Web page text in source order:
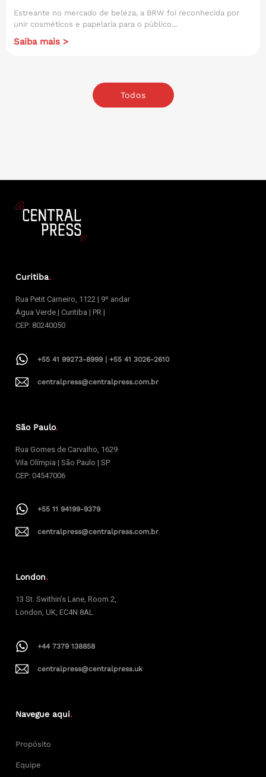
Estreante no mercado de beleza, a BRW foi reconhecida por
unir cosméticos e papelaria para o público...
Saiba mais >
Todos
Curitiba.
Rua Petit Carneiro, 1122 | 9º andar
Água Verde | Curitiba | PR |
CEP: 80240050
+55 41 99273-8999 | +55 41 3026-2610
centralpress@centralpress.com.br
São Paulo.
Rua Gomes de Carvalho, 1629
Vila Olímpia | São Paulo | SP
CEP: 04547006
+55 11 94199-9379
centralpress@centralpress.com.br
London.
13 St. Swithin’s Lane, Room 2,
London, UK, EC4N 8AL
+44 7379 138858
centralpress@centralpress.uk
Navegue aqui.
Propósito
Equipe